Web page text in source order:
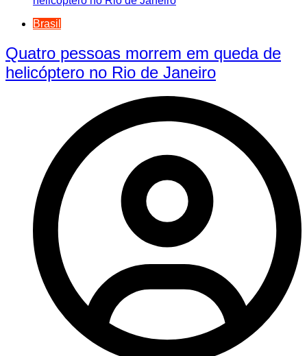
Brasil
Quatro pessoas morrem em queda de
helicóptero no Rio de Janeiro